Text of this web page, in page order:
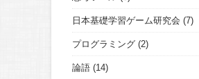
日本基礎学習ゲーム研究会 (7)
プログラミング (2)
論語 (14)